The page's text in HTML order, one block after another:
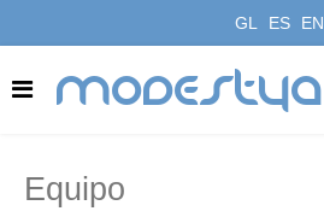
GL ES EN
modestya
Equipo